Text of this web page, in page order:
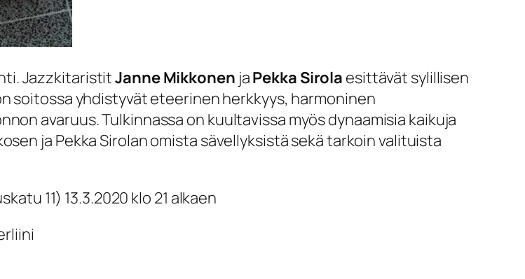
JazzkitaristitJanne Mikkonen jaPekka Sirola esittävät sylillisen
soitossa yhdistyvät eteerinen herkkyys, harmoninen
avaruus. Tulkinnassa on kuultavissa myös dynaamisia kaikuja
ja Pekka Sirolan omista sävellyksistä sekä tarkoin valituista
11) 13.3.2020 klo 21 alkaen